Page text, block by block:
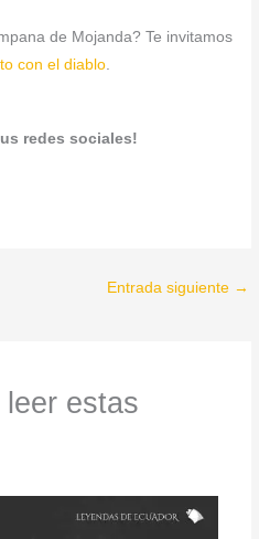
de Mojanda? Te invitamos
con el diablo
redes sociales!
Entrada siguiente →
estas